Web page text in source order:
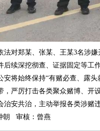
法对郑某、张某、王某3名涉
续深挖彻查、证据固定等工
安将始终保持“有赌必查、露
，严厉打击各类聚众赌博、
治安共治，主动举报各类涉赌
朝 审核：曾燕